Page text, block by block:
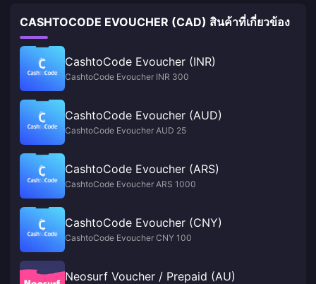
CASHTOCODE EVOUCHER (CAD) สินค้าที่เกี่ยวข้อง
CashtoCode Evoucher (INR)
CashtoCode Evoucher INR 300
CashtoCode Evoucher (AUD)
CashtoCode Evoucher AUD 25
CashtoCode Evoucher (ARS)
CashtoCode Evoucher ARS 1000
CashtoCode Evoucher (CNY)
CashtoCode Evoucher CNY 100
Neosurf Voucher / Prepaid (AU)